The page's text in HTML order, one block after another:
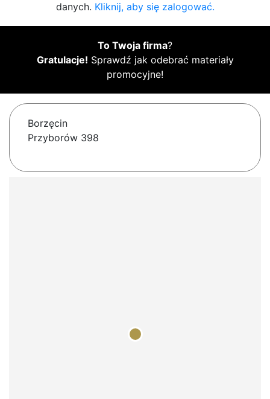
danych. Kliknij, aby się zalogować.
To Twoja firma?
Gratulacje! Sprawdź jak odebrać materiały
promocyjne!
Borzęcin
Przyborów 398